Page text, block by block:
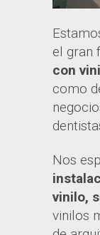
el gran
con
como
Nos
vinilo,
vinilos